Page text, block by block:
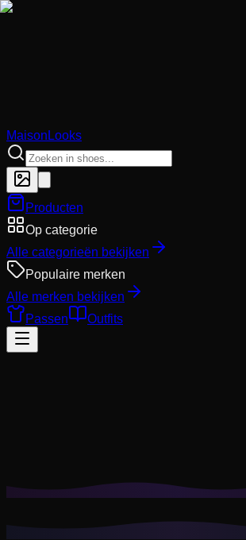
MaisonLooks
Producten
Op categorie
Alle categorieën bekijken
Populaire merken
Alle merken bekijken
Passen
Outfits